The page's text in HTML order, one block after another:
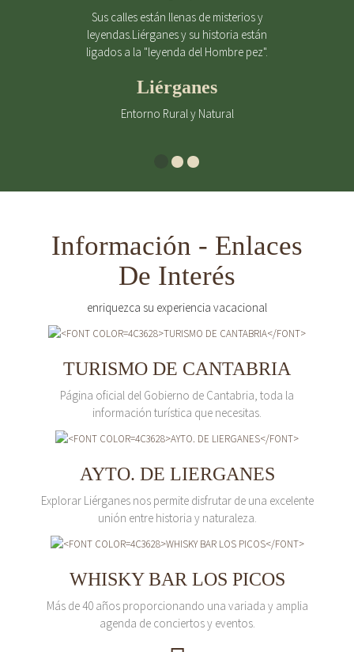
Sus calles están llenas de misterios y
leyendas.Liérganes y su historia están
ligados a la "leyenda del Hombre pez".
Liérganes
Entorno Rural y Natural
Información - Enlaces
De Interés
enriquezca su experiencia vacacional
TURISMO DE CANTABRIA
Página oficial del Gobierno de Cantabria, toda la
información turística que necesitas.
AYTO. DE LIERGANES
Explorar Liérganes nos permite disfrutar de una excelente
unión entre historia y naturaleza.
WHISKY BAR LOS PICOS
Más de 40 años proporcionando una variada y amplia
agenda de conciertos y eventos.